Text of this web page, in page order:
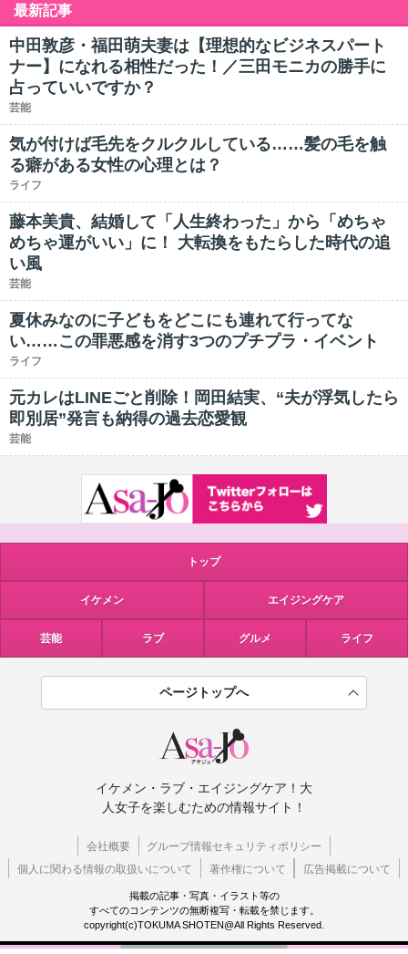
最新記事
中田敦彦・福田萌夫妻は【理想的なビジネスパート
ナー】になれる相性だった！／三田モニカの勝手に
占っていいですか？
芸能
気が付けば毛先をクルクルしている……髪の毛を触
る癖がある女性の心理とは？
ライフ
藤本美貴、結婚して「人生終わった」から「めちゃ
めちゃ運がいい」に！ 大転換をもたらした時代の追
い風
芸能
夏休みなのに子どもをどこにも連れて行ってな
い……この罪悪感を消す3つのプチプラ・イベント
ライフ
元カレはLINEごと削除！岡田結実、“夫が浮気したら
即別居”発言も納得の過去恋愛観
芸能
トップ
イケメン エイジングケア
芸能 ラブ グルメ ライフ
ページトップへ
イケメン・ラブ・エイジングケア！大
人女子を楽しむための情報サイト！
会社概要
グループ情報セキュリティポリシー
個人に関わる情報の取扱いについて
著作権について 広告掲載について
掲載の記事・写真・イラスト等の
すべてのコンテンツの無断複写・転載を禁じます。
copyright(c)TOKUMA SHOTEN@All Rights Reserved.